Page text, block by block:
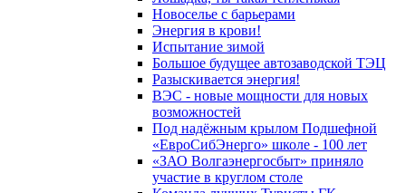
Новоселье с барьерами
Энергия в крови!
Испытание зимой
Большое будущее автозаводской ТЭЦ
Разыскивается энергия!
ВЭС - новые мощности для новых
возможностей
Под надёжным крылом Подшефной
«ЕвроСибЭнерго» школе - 100 лет
«ЗАО Волгаэнергосбыт» приняло
участие в круглом столе